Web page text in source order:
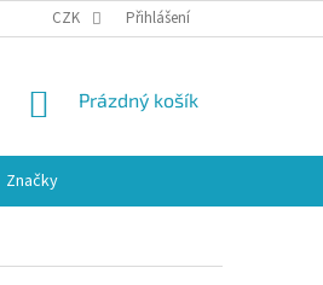
CZK Přihlášení
NÁKUPNÍ
Prázdný košík
Značky